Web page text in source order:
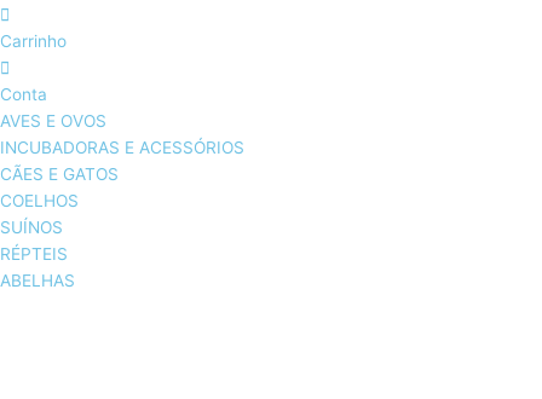
Carrinho
Conta
AVES E OVOS
INCUBADORAS E ACESSÓRIOS
CÃES E GATOS
COELHOS
SUÍNOS
RÉPTEIS
ABELHAS